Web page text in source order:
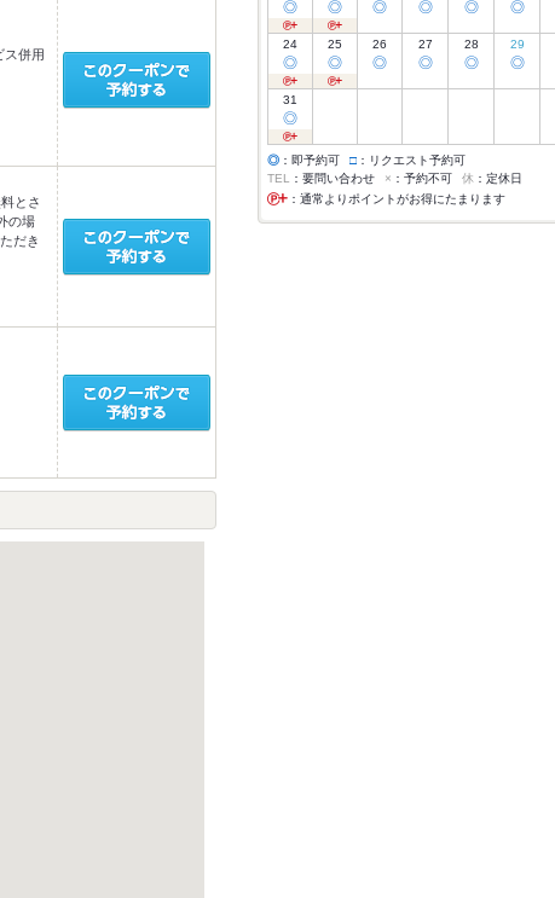
ス併用
とさ
の場
だき
◎ ◎ ◎ ◎ ◎ ◎
24
◎
25
◎
26
◎
27
◎
28
◎
29
◎
31
◎
◎ ：即予約可 □ ：リクエスト予約可
TEL
：要問い合わせ × ：予約不可 休 ：定休日
：通常よりポイントがお得にたまります